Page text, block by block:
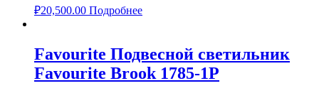
₽20,500.00 Подробнее
Favourite Подвесной светильник
Favourite Brook 1785-1P